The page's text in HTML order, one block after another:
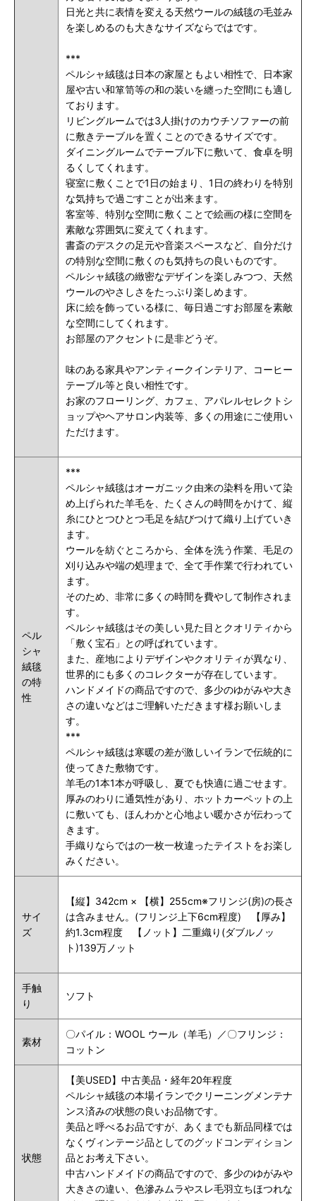
日光と共に表情を変える天然ウールの絨毯の毛並み
を楽しめるのも大きなサイズならではです。
***
ペルシャ絨毯は日本の家屋ともよい相性で、日本家
屋や古い和箪笥等の和の装いを纏った空間にも適し
ております。
リビングルームでは3人掛けのカウチソファーの前
に敷きテーブルを置くことのできるサイズです。
ダイニングルームでテーブル下に敷いて、食卓を明
るくしてくれます。
寝室に敷くことで1日の始まり、1日の終わりを特別
な気持ちで過ごすことが出来ます。
客室等、特別な空間に敷くことで絵画の様に空間を
素敵な雰囲気に変えてくれます。
書斎のデスクの足元や音楽スペースなど、自分だけ
の特別な空間に敷くのも気持ちの良いものです。
ペルシャ絨毯の緻密なデザインを楽しみつつ、天然
ウールのやさしさをたっぷり楽しめます。
床に絵を飾っている様に、毎日過ごすお部屋を素敵
な空間にしてくれます。
お部屋のアクセントに是非どうぞ。
味のある家具やアンティークインテリア、コーヒー
テーブル等と良い相性です。
お家のフローリング、カフェ、アパレルセレクトシ
ョップやヘアサロン内装等、多くの用途にご使用い
ただけます。
ペル
シャ
絨毯
の特
性
***
ペルシャ絨毯はオーガニック由来の染料を用いて染
め上げられた羊毛を、たくさんの時間をかけて、縦
糸にひとつひとつ毛足を結びつけて織り上げていき
ます。
ウールを紡ぐところから、全体を洗う作業、毛足の
刈り込みや端の処理まで、全て手作業で行われてい
ます。
そのため、非常に多くの時間を費やして制作されま
す。
ペルシャ絨毯はその美しい見た目とクオリティから
「敷く宝石」との呼ばれています。
また、産地によりデザインやクオリティが異なり、
世界的にも多くのコレクターが存在しています。
ハンドメイドの商品ですので、多少のゆがみや大き
さの違いなどはご理解いただきます様お願いしま
す。
***
ペルシャ絨毯は寒暖の差が激しいイランで伝統的に
使ってきた敷物です。
羊毛の1本1本が呼吸し、夏でも快適に過ごせます。
厚みのわりに通気性があり、ホットカーペットの上
に敷いても、ほんわかと心地よい暖かさが伝わって
きます。
手織りならではの一枚一枚違ったテイストをお楽し
みください。
サイ
ズ
【縦】342cm × 【横】255cm※フリンジ(房)の長さ
は含みません。(フリンジ上下6cm程度) 【厚み】
約1.3cm程度 【ノット】二重織り(ダブルノッ
ト)139万ノット
手触
り
ソフト
素材
〇パイル：WOOL ウール（羊毛）／〇フリンジ：
コットン
状態
【美USED】中古美品・経年20年程度
ペルシャ絨毯の本場イランでクリーニングメンテナ
ンス済みの状態の良いお品物です。
美品と呼べるお品ですが、あくまでも新品同様では
なくヴィンテージ品としてのグッドコンディション
品とお考え下さい。
中古ハンドメイドの商品ですので、多少のゆがみや
大きさの違い、色滲みムラやスレ毛羽立ちほつれな